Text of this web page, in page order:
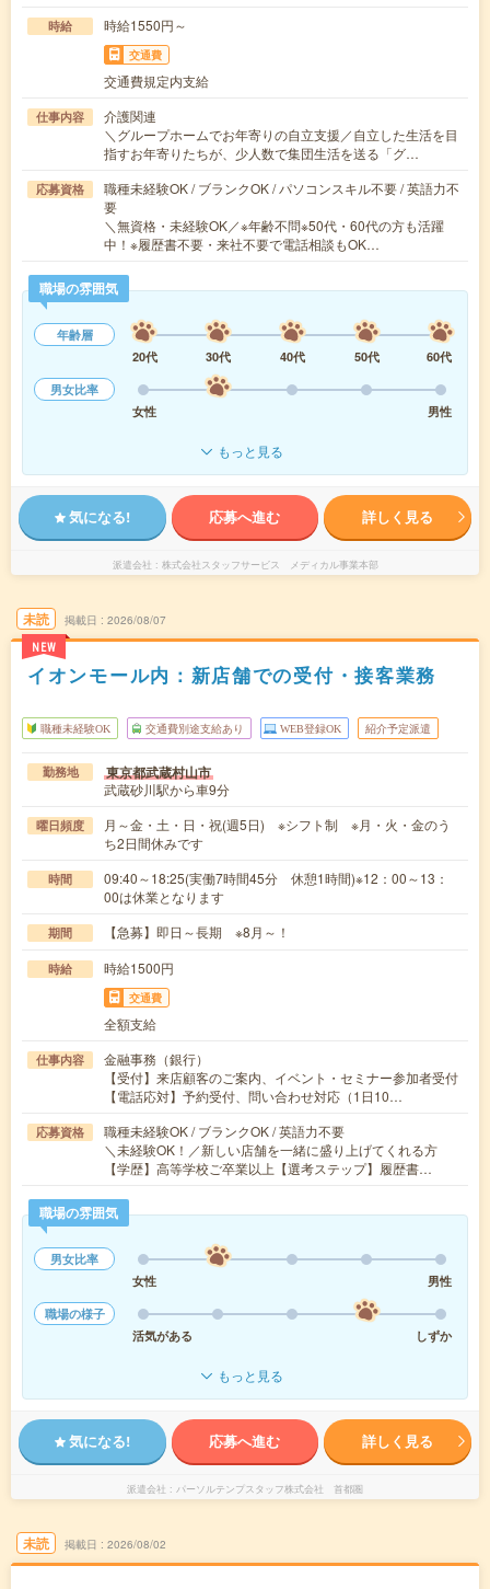
時給 時給1550円～
交通費
交通費規定内支給
仕事内容
介護関連
＼グループホームでお年寄りの自立支援／自立した生活を目
指すお年寄りたちが、少人数で集団生活を送る「グ…
応募資格
職種未経験OK / ブランクOK / パソコンスキル不要 / 英語力不
要
＼無資格・未経験OK／※年齢不問※50代・60代の方も活躍
中！※履歴書不要・来社不要で電話相談もOK…
職場の雰囲気
年齢層
20代
30代 40代 50代
60代
男女比率
女性
男性
もっと見る
気になる! 応募へ進む 詳しく見る
派遣会社 株式会社スタッフサービス メディカル事業本部
未読
NEW
掲載日 2026/08/07
イオンモール内：新店舗での受付・接客業務
職種未経験OK 交通費別途支給あり WEB登録OK 紹介予定派遣
勤務地 東京都武蔵村山市
武蔵砂川駅から車9分
曜日頻度
月～金・土・日・祝(週5日) ※シフト制 ※月・火・金のう
ち2日間休みです
時間
09:40～18:25(実働7時間45分 休憩1時間)※12：00～13：
00は休業となります
期間 【急募】即日～長期 ※8月～！
時給 時給1500円
交通費
全額支給
仕事内容
金融事務（銀行）
【受付】来店顧客のご案内、イベント・セミナー参加者受付
【電話応対】予約受付、問い合わせ対応（1日10…
応募資格
職種未経験OK / ブランクOK / 英語力不要
＼未経験OK！／新しい店舗を一緒に盛り上げてくれる方
【学歴】高等学校ご卒業以上【選考ステップ】履歴書…
職場の雰囲気
男女比率
女性
男性
職場の様子
活気がある
しずか
もっと見る
気になる! 応募へ進む 詳しく見る
派遣会社 パーソルテンプスタッフ株式会社 首都圏
未読 掲載日 2026/08/02